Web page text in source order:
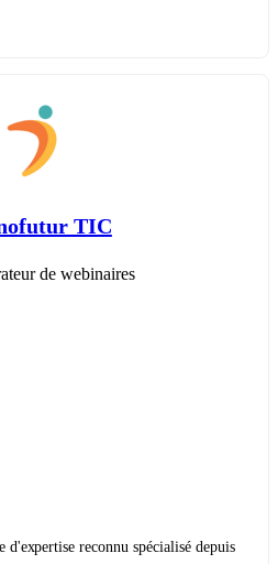
TIC
de webinaires
reconnu spécialisé depuis